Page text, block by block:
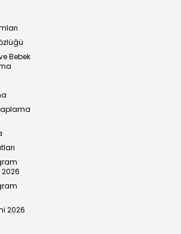
Bebek
2026